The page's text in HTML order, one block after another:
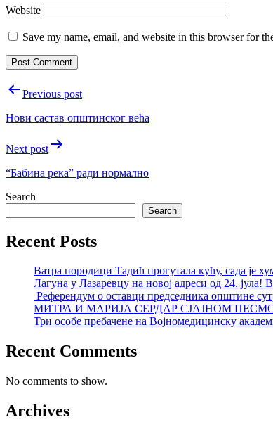
Website
Save my name, email, and website in this browser for
PostPrevious post
Нови састав општинског већа
Next post
“Бабина река” ради нормално
Search
Search
Recent Posts
Ватра породици Тадић прогутала кућу, сада је
Лагуна у Лазаревцу на новој адреси од 24. јула!
Референдум о оставци председника општине
МИТРА И МАРИЈА СЕРДАР СЈАЈНОМ
Три особе пребачене на Војномедицинску
Recent Comments
No comments to show.
Archives